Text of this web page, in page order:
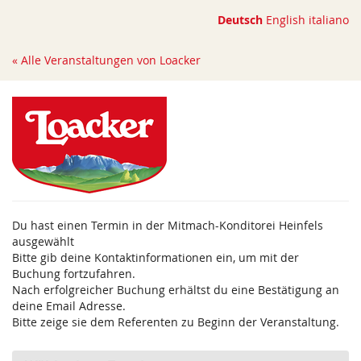
springen
Deutsch English italiano
« Alle Veranstaltungen von Loacker
Du hast einen Termin in der Mitmach-Konditorei Heinfels
ausgewählt
Bitte gib deine Kontaktinformationen ein, um mit der
Buchung fortzufahren.
Nach erfolgreicher Buchung erhältst du eine Bestätigung an
deine Email Adresse.
Bitte zeige sie dem Referenten zu Beginn der Veranstaltung.